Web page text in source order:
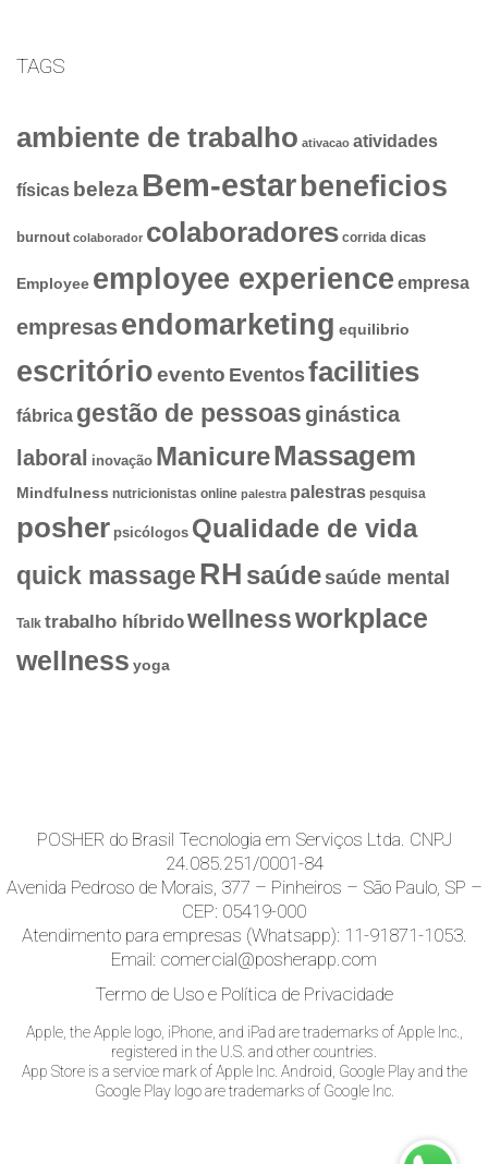
TAGS
ambiente de trabalho ativacao atividades
físicas beleza Bem-estar beneficios
burnout colaborador colaboradores corrida dicas
Employee employee experience empresa
empresasendomarketing equilibrio
escritórioevento Eventosfacilities
fábrica gestão de pessoasginástica
laboral inovação ManicureMassagem
Mindfulness nutricionistas online palestra palestras pesquisa
posher psicólogos Qualidade de vida
quick massageRH saúdesaúde mental
Talk trabalho híbridowellnessworkplace
wellness yoga
POSHER do Brasil Tecnologia em Serviços Ltda. CNPJ
24.085.251/0001-84
Avenida Pedroso de Morais, 377 – Pinheiros – São Paulo, SP –
CEP: 05419-000
Atendimento para empresas (Whatsapp): 11-91871-1053.
Email: comercial@posherapp.com
Termo de Uso e Política de Privacidade
Apple, the Apple logo, iPhone, and iPad are trademarks of Apple Inc.,
registered in the U.S. and other countries.
App Store is a service mark of Apple Inc. Android, Google Play and the
Google Play logo are trademarks of Google Inc.